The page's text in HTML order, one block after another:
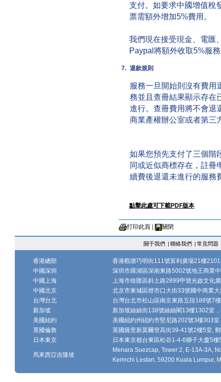
支付。如要求中國增值稅
票需額外增加5%費用。
我們現在接受現金、電匯
Paypal將額外收取5%服
7. 退款規則
服務一旦開始則沒有費用
務並且查冊結果顯示存在
進行。查冊費用將不會退
商業產權辦公室或者第三
如果您預先支付了三個階
同或近似商標存在，註冊
續費後退還未進行的服務
點擊此處可下載PDF版本
打印此頁 關閉
關于我們 | 聯絡我們 | 常見問題
香港總部
香港觀塘巧明街111號富利廣場21樓
中國深圳
深圳市羅湖區深南東路5002號地王商業
中國上海
上海市徐匯區斜土路2899甲號光啟文化
中國北京
北京市東城區燈市口大街33號國中商業
台灣台北
台灣台北市松山區南京東路五段188號7
新加坡
新加坡絲絲街138號絲絲閣13樓1302室
美國紐約
美國紐約州紐約市堅尼路202號3樓303
英國倫敦
英國薩里新莫爾登高街39-41號2樓5室,
日本東京
日本東京都台東區松谷1-4-6獅子大廈5
馬來西亞吉隆坡
Menara Suezcap, Tower 2, E-13A-3A,
Kerinchi Lestari, 59200 Kuala Lumpur,